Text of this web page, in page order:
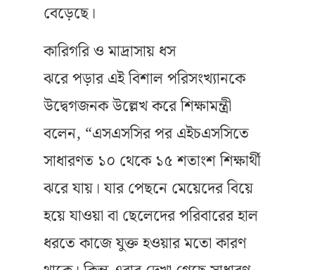
বেড়েছে।
কারিগরি ও মাদ্রাসায় ধস
ঝরে পড়ার এই বিশাল পরিসংখ্যানকে
উদ্বেগজনক উল্লেখ করে শিক্ষামন্ত্রী
বলেন, “এসএসসির পর এইচএসসিতে
সাধারণত ১০ থেকে ১৫ শতাংশ শিক্ষার্থী
ঝরে যায়। যার পেছনে মেয়েদের বিয়ে
হয়ে যাওয়া বা ছেলেদের পরিবারের হাল
ধরতে কাজে যুক্ত হওয়ার মতো কারণ